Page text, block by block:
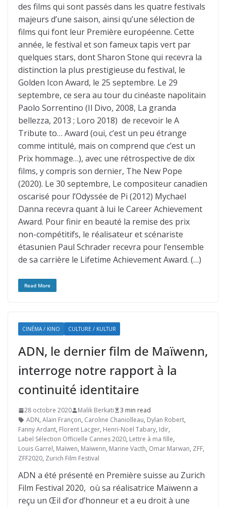
des films qui sont passés dans les quatre festivals
majeurs d’une saison, ainsi qu’une sélection de
films qui font leur Première européenne. Cette
année, le festival et son fameux tapis vert par
quelques stars, dont Sharon Stone qui recevra la
distinction la plus prestigieuse du festival, le
Golden Icon Award, le 25 septembre. Le 29
septembre, ce sera au tour du cinéaste napolitain
Paolo Sorrentino (Il Divo, 2008, La granda
bellezza, 2013 ; Loro 2018) de recevoir le A
Tribute to… Award (oui, c’est un peu étrange
comme intitulé, mais on comprend que c’est un
Prix hommage…), avec une rétrospective de dix
films, y compris son dernier, The New Pope
(2020). Le 30 septembre, Le compositeur canadien
oscarisé pour l’Odyssée de Pi (2012) Mychael
Danna recevra quant à lui le Career Achievement
Award. Pour finir en beauté la remise des prix
non-compétitifs, le réalisateur et scénariste
étasunien Paul Schrader recevra pour l’ensemble
de sa carrière le Lifetime Achievement Award. (…)
Read More
CINÉMA / KINO CULTURE / KULTUR
ADN, le dernier film de Maïwenn,
interroge notre rapport à la
continuité identitaire
28 octobre 2020 Malik Berkati
3 min read
ADN, Alain Françon, Caroline Chaniolleau, Dylan Robert,
Fanny Ardant, Florent Lacger, Henri-Noël Tabary, Idir,
Label Sélection Officielle Cannes 2020, Lettre à ma fille,
Louis Garrel, Maïwen, Maïwenn, Marine Vacth, Omar Marwan, ZFF,
ZFF2020, Zurich Film Festival
ADN a été présenté en Première suisse au Zurich
Film Festival 2020, où sa réalisatrice Maïwenn a
reçu un Œil d’or d’honneur et a eu droit à une